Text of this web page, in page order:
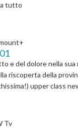
tutto
e del dolore nella sua
riscoperta della
upper class
Tv